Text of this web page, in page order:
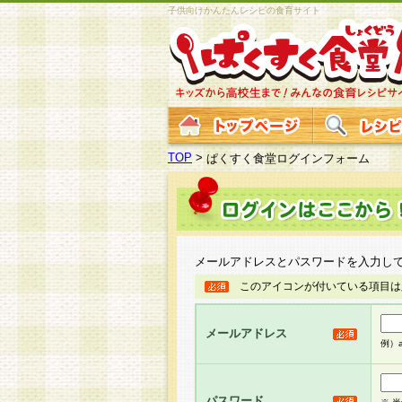
子供向けかんたんレシピの食育サイト
TOP >ぱくすく食堂ログインフォーム
メールアドレスとパスワードを入力し
このアイコンが付いている項目
メールアドレス
例）